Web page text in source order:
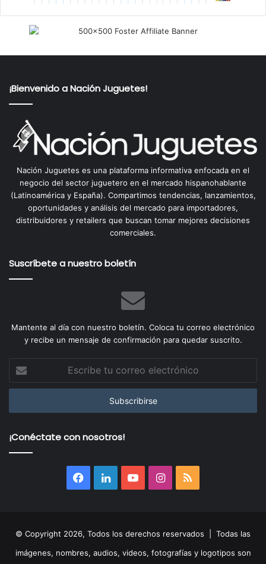
¡Bienvenido a Nación Juguetes!
Nación Juguetes es una plataforma informativa enfocada en el
negocio del sector juguetero en el mercado hispanohablante
(Latinoamérica y España). Compartimos tendencias, lanzamientos,
oportunidades y análisis del mercado para importadores,
distribuidores y retailers que buscan tomar mejores decisiones
comerciales.
Suscríbete a nuestro boletín
Mantente al día con nuestro boletín. Coloca tu correo electrónico
y recibe un mensaje de confirmación para quedar suscrito.
correo
¡Conéctate con nosotros!
Facebook
LinkedInYouTubeInstagram
RSS
© Copyright 2026, Todos los derechos reservados | Todas las
imágenes, nombres, audios, videos, fotografías y logotipos son